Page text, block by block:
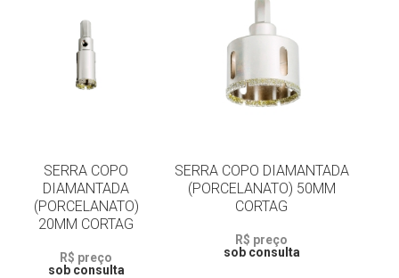
SERRA COPO
DIAMANTADA
(PORCELANATO)
20MM CORTAG
R$ preço
sob consulta
SERRA COPO DIAMANTADA
(PORCELANATO) 50MM
CORTAG
R$ preço
sob consulta